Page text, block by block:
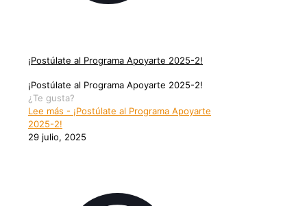
¡Postúlate al Programa Apoyarte 2025-2!
¡Postúlate al Programa Apoyarte 2025-2!
¿Te gusta?
Lee más - ¡Postúlate al Programa Apoyarte
2025-2!
29 julio, 2025